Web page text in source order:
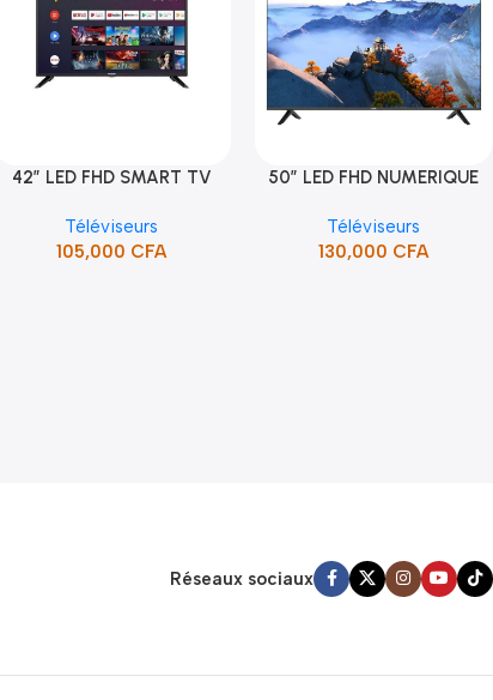
Ajouter Au Panier
42″ LED FHD SMART TV
Téléviseurs
105,000 CFA
Ajouter Au Panier
50″ LED FHD NUMERIQUE
Téléviseurs
130,000 CFA
Réseaux sociaux